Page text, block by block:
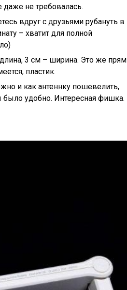
даже не требовалась.
вдруг с друзьями рубануть в
– хватит для полной
3 см – ширина. Это же прям
пластик.
и как антеннку пошевелить,
было удобно. Интересная фишка.